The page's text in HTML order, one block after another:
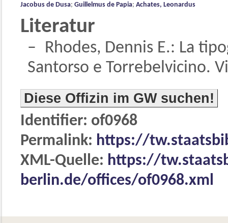
Jacobus de Dusa; Guillelmus de Papia; Achates, Leonardus
Literatur
Rhodes, Dennis E.: La
Santorso e Torrebelvicino.
Diese Offizin im GW suchen!
Identifier: of0968
Permalink: https://
XML-Quelle: https://
berlin.de/offices/of0968.xml